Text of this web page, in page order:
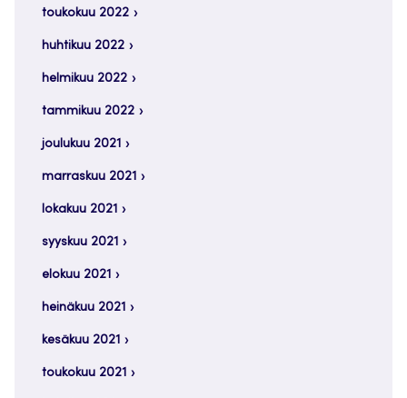
toukokuu 2022
huhtikuu 2022
helmikuu 2022
tammikuu 2022
joulukuu 2021
marraskuu 2021
lokakuu 2021
syyskuu 2021
elokuu 2021
heinäkuu 2021
kesäkuu 2021
toukokuu 2021